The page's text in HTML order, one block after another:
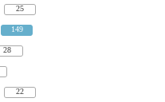
25
149
28
22